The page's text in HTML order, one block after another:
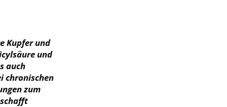
Kupfer und
und
auch
chronischen
zum